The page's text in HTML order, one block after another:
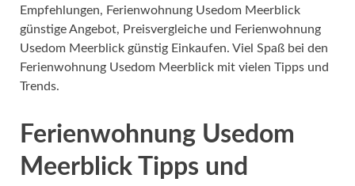
Empfehlungen, Ferienwohnung Usedom Meerblick
günstige Angebot, Preisvergleiche und Ferienwohnung
Usedom Meerblick günstig Einkaufen. Viel Spaß bei den
Ferienwohnung Usedom Meerblick mit vielen Tipps und
Trends.
Ferienwohnung Usedom
Meerblick Tipps und